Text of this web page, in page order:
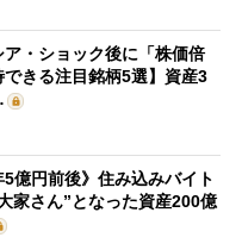
ア・ショック後に「株価倍
できる注目銘柄5選】資産3
5億円前後》住み込みバイト
家さん”となった資産200億